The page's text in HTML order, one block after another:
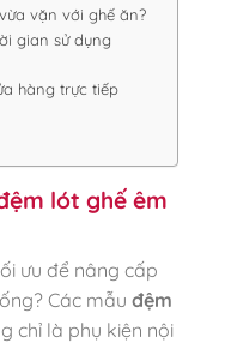
vặn với ghế ăn?
gian sử dụng
hàng trực tiếp
lót ghế êm
ưu để nâng cấp
Các mẫu đệm
chỉ là phụ kiện nội